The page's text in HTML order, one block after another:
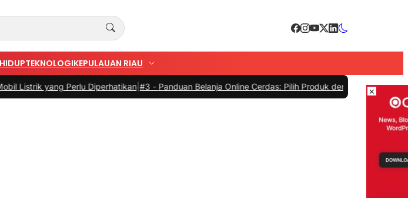
TEKNOLOGIKEPULAUAN RIAU
Perlu Diperhatikan|#3 -Panduan Belanja Online Cerdas: Pilih Produk dengan Bijak dan Hindari
×